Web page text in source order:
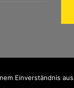
PayPal
Bank
Einverständnis